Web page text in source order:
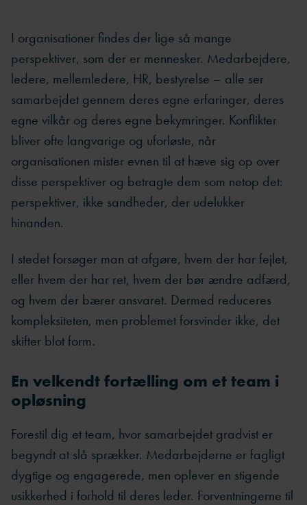
I organisationer findes der lige så mange
perspektiver, som der er mennesker. Medarbejdere,
ledere, mellemledere, HR, bestyrelse – alle ser
samarbejdet gennem deres egne erfaringer, deres
egne vilkår og deres egne bekymringer. Konflikter
bliver ofte langvarige og uforløste, når
organisationen mister evnen til at hæve sig op over
disse perspektiver og betragte dem som netop det:
perspektiver, ikke sandheder, der udelukker
hinanden.
I stedet forsøger man at afgøre, hvem der har fejlet,
eller hvem der har ret, hvem der bør ændre adfærd,
og hvem der bærer ansvaret. Dermed reduceres
kompleksiteten, men problemet forsvinder ikke, det
skifter blot form.
En velkendt fortælling om et team i
opløsning
Forestil dig et team, hvor samarbejdet gradvist er
begyndt at slå sprækker. Medarbejderne er fagligt
dygtige og engagerede, men oplever en stigende
usikkerhed i forhold til deres leder. Forventningerne til